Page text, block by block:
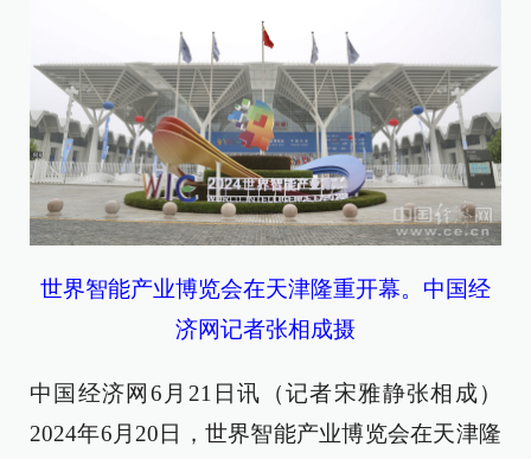
世界智能产业博览会在天津隆重开幕。中国经
济网记者张相成摄
中国经济网6月21日讯（记者宋雅静张相成）
2024年6月20日，世界智能产业博览会在天津隆